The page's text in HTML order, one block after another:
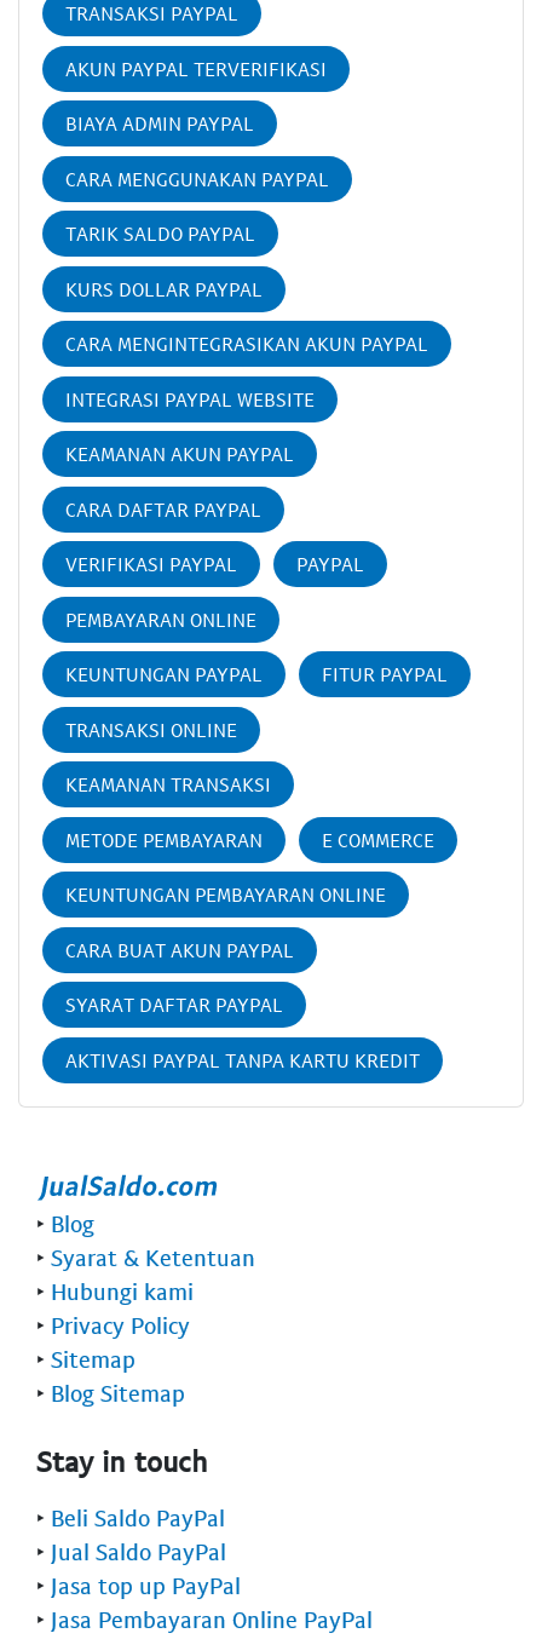
TRANSAKSI PAYPAL
AKUN PAYPAL TERVERIFIKASI
BIAYA ADMIN PAYPAL
CARA MENGGUNAKAN PAYPAL
TARIK SALDO PAYPAL
KURS DOLLAR PAYPAL
CARA MENGINTEGRASIKAN AKUN PAYPAL
INTEGRASI PAYPAL WEBSITE
KEAMANAN AKUN PAYPAL
CARA DAFTAR PAYPAL
VERIFIKASI PAYPAL PAYPAL
PEMBAYARAN ONLINE
KEUNTUNGAN PAYPAL FITUR PAYPAL
TRANSAKSI ONLINE
KEAMANAN TRANSAKSI
METODE PEMBAYARAN E COMMERCE
KEUNTUNGAN PEMBAYARAN ONLINE
CARA BUAT AKUN PAYPAL
SYARAT DAFTAR PAYPAL
AKTIVASI PAYPAL TANPA KARTU KREDIT
‣ Blog
‣ Syarat & Ketentuan
‣ Hubungi kami
‣ Privacy Policy
‣ Sitemap
‣ Blog Sitemap
Stay in touch
‣ Beli Saldo PayPal
‣ Jual Saldo PayPal
‣ Jasa top up PayPal
‣ Jasa Pembayaran Online PayPal